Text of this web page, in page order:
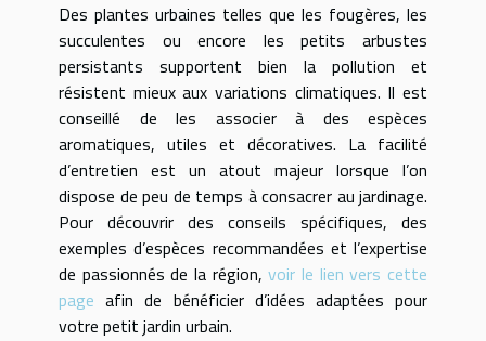
Des plantes urbaines telles que les fougères, les
succulentes ou encore les petits arbustes
persistants supportent bien la pollution et
résistent mieux aux variations climatiques. Il est
conseillé de les associer à des espèces
aromatiques, utiles et décoratives. La facilité
d’entretien est un atout majeur lorsque l’on
dispose de peu de temps à consacrer au jardinage.
Pour découvrir des conseils spécifiques, des
exemples d’espèces recommandées et l’expertise
de passionnés de la région,voir le lien vers cette
page afin de bénéficier d’idées adaptées pour
votre petit jardin urbain.